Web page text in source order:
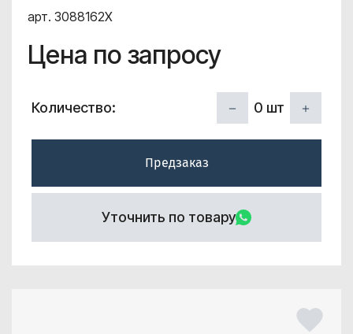
арт. 3088162X
Цена по запросу
Количество: 0 шт
Предзаказ
Уточнить по товару